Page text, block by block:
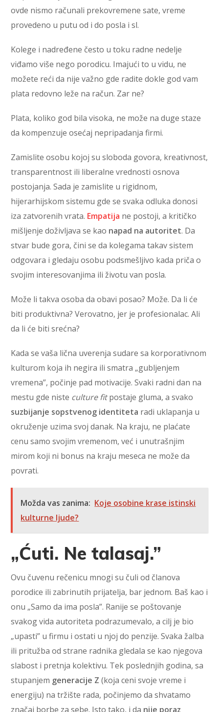
ovde nismo računali prekovremene sate, vreme
provedeno u putu od i do posla i sl.
Kolege i nadređene često u toku radne nedelje
viđamo više nego porodicu. Imajući to u vidu, ne
možete reći da nije važno gde radite dokle god vam
plata redovno leže na račun. Zar ne?
Plata, koliko god bila visoka, ne može na duge staze
da kompenzuje osećaj nepripadanja firmi.
Zamislite osobu kojoj su sloboda govora, kreativnost,
transparentnost ili liberalne vrednosti osnova
postojanja. Sada je zamislite u rigidnom,
hijerarhijskom sistemu gde se svaka odluka donosi
iza zatvorenih vrata. Empatija ne postoji, a kritičko
mišljenje doživljava se kao napad na autoritet. Da
stvar bude gora, čini se da kolegama takav sistem
odgovara i gledaju osobu podsmešljivo kada priča o
svojim interesovanjima ili životu van posla.
Može li takva osoba da obavi posao? Može. Da li će
biti produktivna? Verovatno, jer je profesionalac. Ali
da li će biti srećna?
Kada se vaša lična uverenja sudare sa korporativnom
kulturom koja ih negira ili smatra „gubljenjem
vremena”, počinje pad motivacije. Svaki radni dan na
mestu gde niste culture fitpostaje gluma, a svako
suzbijanje sopstvenog identiteta radi uklapanja u
okruženje uzima svoj danak. Na kraju, ne plaćate
cenu samo svojim vremenom, već i unutrašnjim
mirom koji ni bonus na kraju meseca ne može da
povrati.
Možda vas zanima: Koje osobine krase istinski
kulturne ljude?
„Ćuti. Ne talasaj.”
Ovu čuvenu rečenicu mnogi su čuli od članova
porodice ili zabrinutih prijatelja, bar jednom. Baš kao i
onu „Samo da ima posla”. Ranije se poštovanje
svakog vida autoriteta podrazumevalo, a cilj je bio
„upasti” u firmu i ostati u njoj do penzije. Svaka žalba
ili pritužba od strane radnika gledala se kao njegova
slabost i pretnja kolektivu. Tek poslednjih godina, sa
stupanjem generacije Z(koja ceni svoje vreme i
energiju) na tržište rada, počinjemo da shvatamo
značaj borbe za sebe. Isto tako, i da nije poraz